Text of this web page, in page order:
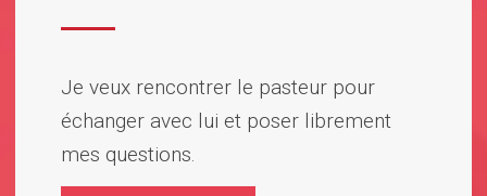
Je veux rencontrer le pasteur pour
échanger avec lui et poser librement
mes questions.